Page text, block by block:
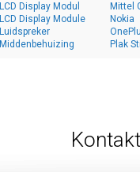
LCD Display Modul
LCD Display Module
Luidspreker
Middenbehuizing
Mittel
Nokia
Plak
Kontakt